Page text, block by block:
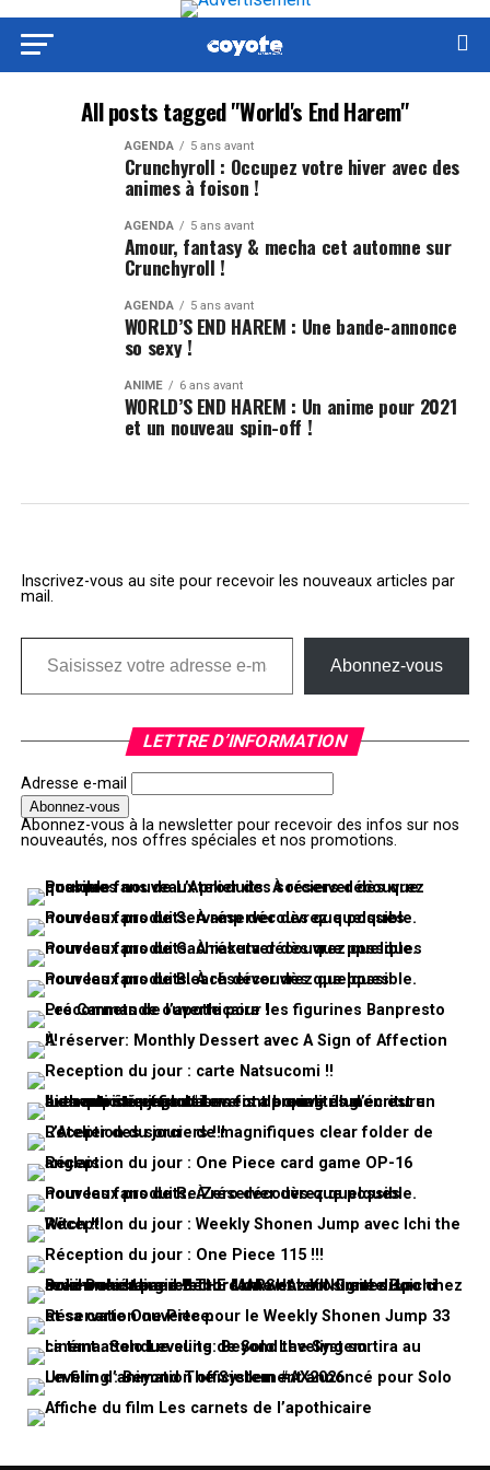
All posts tagged "World's End Harem"
AGENDA 5 ans avant
Crunchyroll : Occupez votre hiver avec des
animes à foison !
AGENDA 5 ans avant
Amour, fantasy & mecha cet automne sur
Crunchyroll !
AGENDA 5 ans avant
WORLD’S END HAREM : Une bande-annonce
so sexy !
ANIME 6 ans avant
WORLD’S END HAREM : Un anime pour 2021
et un nouveau spin-off !
Inscrivez-vous au site pour recevoir les nouveaux articles par
mail.
Saisissez votre adresse e-mail…
Abonnez-vous
LETTRE D’INFORMATION
Adresse e-mail
Abonnez-vous à la newsletter pour recevoir des infos sur nos
nouveautés, nos offres spéciales et nos promotions.